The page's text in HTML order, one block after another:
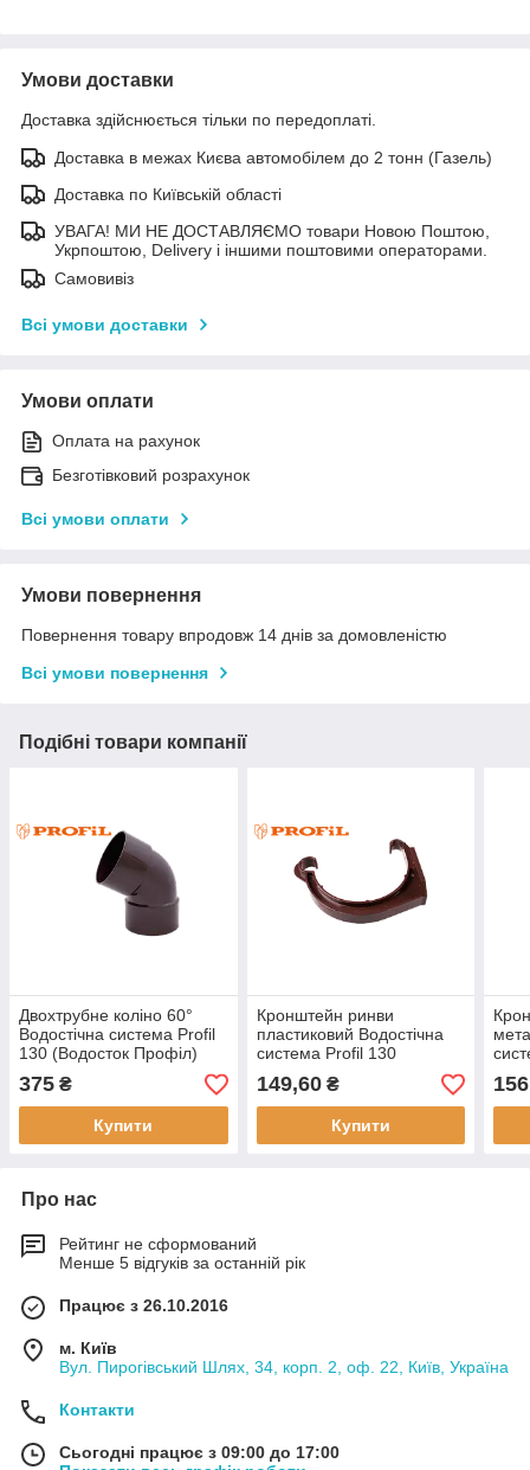
Умови доставки
Доставка здійснюється тільки по передоплаті.
Доставка в межах Києва автомобілем до 2 тонн (Газель)
Доставка по Київській області
УВАГА! МИ НЕ ДОСТАВЛЯЄМО товари Новою Поштою,
Укрпоштою, Delivery і іншими поштовими операторами.
Самовивіз
Всі умови доставки
Умови оплати
Оплата на рахунок
Безготівковий розрахунок
Всі умови оплати
Умови повернення
Повернення товару впродовж 14 днів за домовленістю
Всі умови повернення
Подібні товари компанії
Двохтрубне коліно 60°
Водостічна система Profil
130 (Водосток Профіл)
375 ₴
Купити
Кронштейн ринви
пластиковий Водостічна
система Profil 130
(Водосток Профіл)
149,60₴
Купити
Про нас
Рейтинг не сформований
Менше 5 відгуків за останній рік
Працює з 26.10.2016
м. Київ
Вул. Пирогівський Шлях, 34, корп. 2, оф. 22, Київ, Україна
Контакти
Сьогодні працює з 09:00 до 17:00